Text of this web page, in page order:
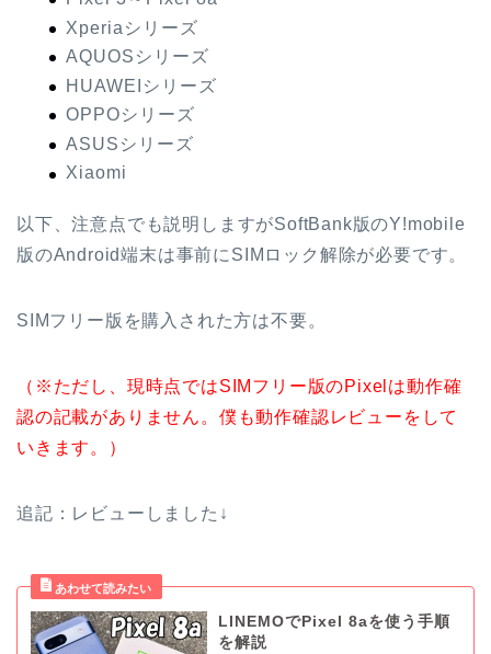
Xperiaシリーズ
AQUOSシリーズ
HUAWEIシリーズ
OPPOシリーズ
ASUSシリーズ
Xiaomi
以下、注意点でも説明しますがSoftBank版のY!mobile
版のAndroid端末は事前にSIMロック解除が必要です。
SIMフリー版を購入された方は不要。
（※ただし、現時点ではSIMフリー版のPixelは動作確
認の記載がありません。僕も動作確認レビューをして
いきます。）
追記：レビューしました↓
LINEMOでPixel 8aを使う手順
を解説